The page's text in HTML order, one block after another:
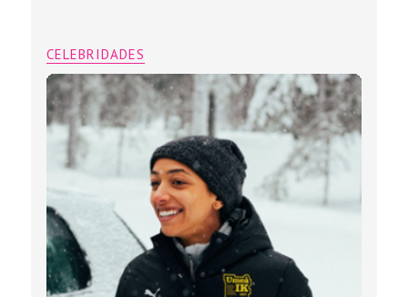
CELEBRIDADES